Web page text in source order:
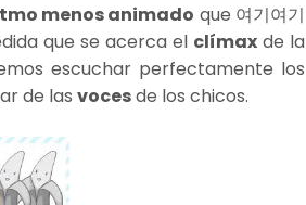
menos animado que 여기여기
que se acerca el clímax de la
escuchar perfectamente los
de las vocesde los chicos.